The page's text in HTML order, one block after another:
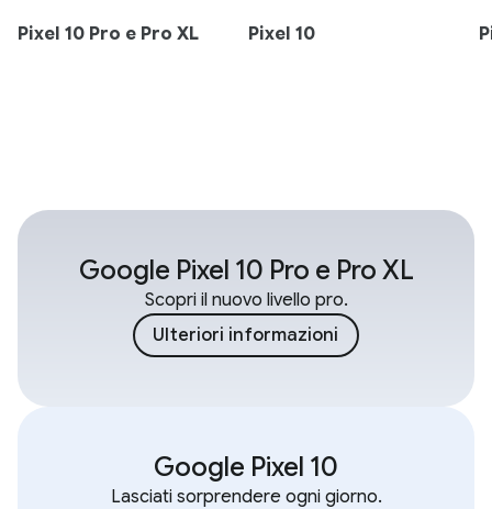
Pixel 10 Pro e Pro XL Pixel 10
Google Pixel 10 Pro e Pro XL
Scopri il nuovo livello pro.
Ulteriori informazioni
Google Pixel 10
Lasciati sorprendere ogni giorno.